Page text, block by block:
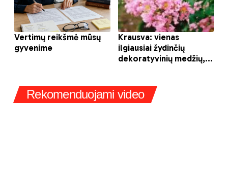
Rekomenduojami video